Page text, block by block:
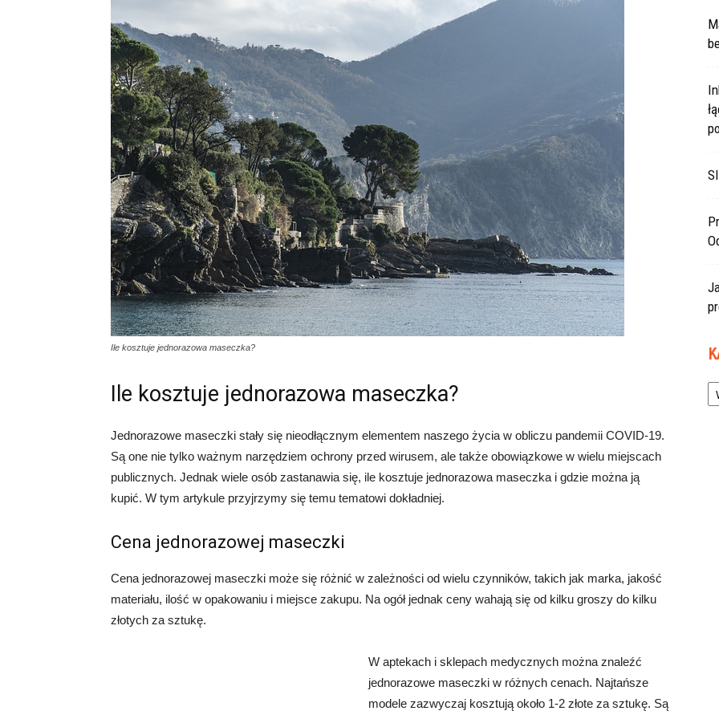
Ile kosztuje jednorazowa maseczka?
Ile kosztuje jednorazowa maseczka?
Jednorazowe maseczki stały się nieodłącznym elementem naszego życia w obliczu pandemii COVID-19.
Są one nie tylko ważnym narzędziem ochrony przed wirusem, ale także obowiązkowe w wielu miejscach
publicznych. Jednak wiele osób zastanawia się, ile kosztuje jednorazowa maseczka i gdzie można ją
kupić. W tym artykule przyjrzymy się temu tematowi dokładniej.
Cena jednorazowej maseczki
Cena jednorazowej maseczki może się różnić w zależności od wielu czynników, takich jak marka, jakość
materiału, ilość w opakowaniu i miejsce zakupu. Na ogół jednak ceny wahają się od kilku groszy do kilku
złotych za sztukę.
W aptekach i sklepach medycznych można znaleźć
jednorazowe maseczki w różnych cenach. Najtańsze
modele zazwyczaj kosztują około 1-2 złote za sztukę. Są